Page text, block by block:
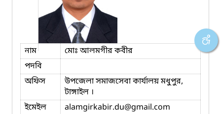
নাম
মোঃ আলমগীর কবীর
পদবি
অফিস
উপজেলা সমাজসেবা কার্যালয় মধুপুর,
টাঙ্গাইল ।
ইমেইল
alamgirkabir.du@gmail.com